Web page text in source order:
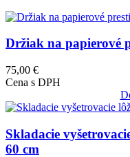
Obrázok
Držiak na papierové
75,00 €
Cena s DPH
Obrázok
Skladacie
60 cm